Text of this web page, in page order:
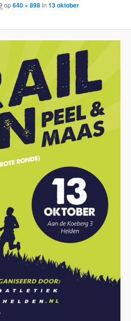
op640 × 898in13 oktober